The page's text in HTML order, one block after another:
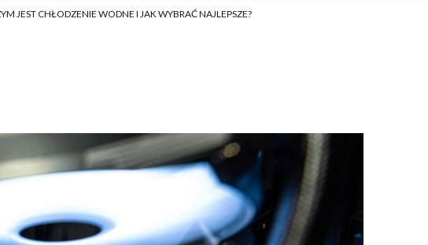
JEST CHŁODZENIE WODNE I JAK WYBRAĆ NAJLEPSZE?